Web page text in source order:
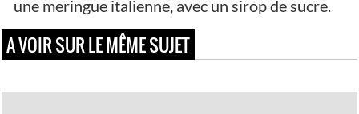
une meringue italienne, avec un sirop de sucre.
A VOIR SUR LE MÊME SUJET